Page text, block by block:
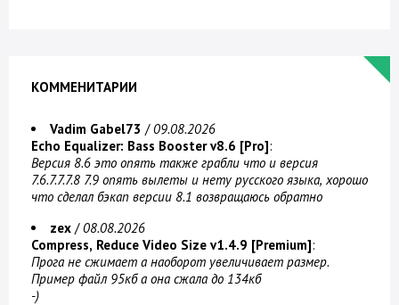
КОММЕНИТАРИИ
Vadim Gabel73 /09.08.2026
Echo Equalizer: Bass Booster v8.6 [Pro]:
Версия 8.6 это опять также грабли что и версия
7.6.7.7.7.8 7.9 опять вылеты и нету русского языка, хорошо
что сделал бэкап версии 8.1 возвращаюсь обратно
zex /08.08.2026
Compress, Reduce Video Size v1.4.9 [Premium]:
Прога не сжимает а наоборот увеличивает размер.
Пример файл 95кб а она сжала до 134кб
-)